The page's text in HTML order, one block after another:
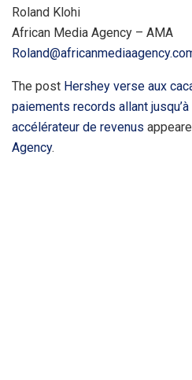
Roland Klohi
African Media Agency – AMA
The post Hershey verse aux
paiements records allant
accélérateur de revenus
Agency.